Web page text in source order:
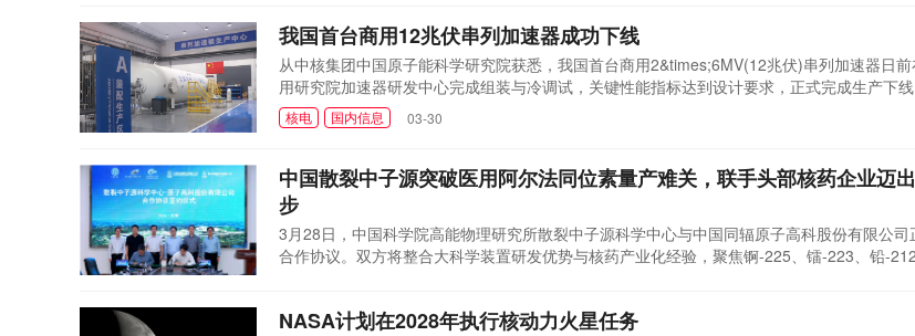
我国首台商用12兆伏串列加速器成功下线
从中核集团中国原子能科学研究院获悉，我国首台商用2&times;6MV(12兆伏)串列加速器日
用研究院加速器研发中心完成组装与冷调试，关键性能指标达到设计要求，正式完成生产下
科研装备取得阶段性进展。大型串列加速器是核科学研究和核技术应用的国之重器，涉及加速
气压绝缘、真空、信号控制等多个复杂系统，技术集成度高、研制难度大。长期以来，相关高
核电 国内信息 03-30
中国散裂中子源突破医用阿尔法同位素量产难关，联手头部核药企业迈
步
3月28日，中国科学院高能物理研究所散裂中子源科学中心与中国同辐原子高科股份有限公
合作协议。双方将整合大科学装置研发优势与核药产业化经验，聚焦锕-225、镭-223、铅-
界新增病例的...
NASA计划在2028年执行核动力火星任务